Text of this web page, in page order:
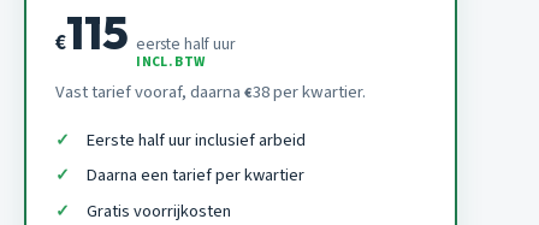
€115 eerste half uur
INCL. BTW
Vast tarief vooraf, daarna €38 per kwartier.
Eerste half uur inclusief arbeid
Daarna een tarief per kwartier
Gratis voorrijkosten